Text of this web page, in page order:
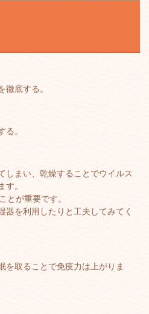
徹底する。
る。
しまい、乾燥することでウイルス
す。
とが重要です。
器を利用したりと工夫してみてく
を取ることで免疫力は上がりま